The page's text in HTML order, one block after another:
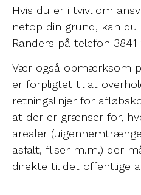
Hvis du er i tvivl om
netop din grund, kan
Randers på telefon 3841
Vær også opmærksom
er forpligtet til at
retningslinjer for
at der er grænser for,
arealer
asfalt, fliser m.m.) der
direkte til det offentlige